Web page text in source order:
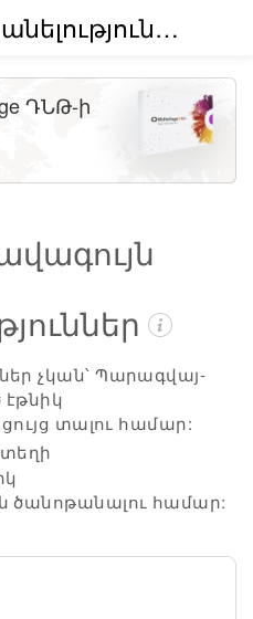
Էթնիկ պատկանելություններն աշխարհում (բետա)
չկան՝ Պարագվայ-
տալու համար:
ծանոթանալու համար:
ԴՆԹ-ի